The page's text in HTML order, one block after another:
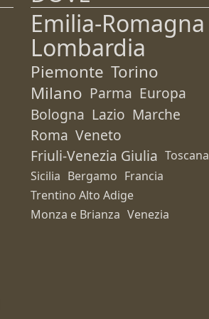
Emilia-Romagna
Lombardia
Piemonte Torino
Milano Parma Europa
Bologna Lazio Marche
Roma Veneto
Friuli-Venezia Giulia Toscana
Sicilia Bergamo Francia
Trentino Alto Adige
Monza e Brianza Venezia